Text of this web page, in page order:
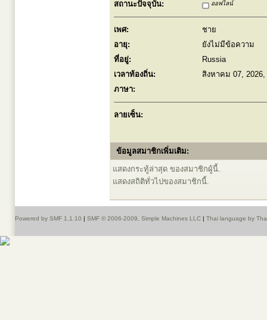
สถานะปัจจุบัน:
ออฟไลน์
เพศ:
ชาย
อายุ:
ยังไม่มีข้อความ
ที่อยู่:
Russia
เวลาท้องถิ่น:
สิงหาคม 07, 2026,
ภาษา:
ลายเซ็น:
ข้อมูลสมาชิกเพิ่มเติม:
แสดงกระทู้ล่าสุด ของสมาชิกผู้นี้.
แสดงสถิติทั่วไปของสมาชิกนี้.
Powered by SMF 1.1.10 | SMF © 2006-2009, Simple Machines LLC | Thai language by